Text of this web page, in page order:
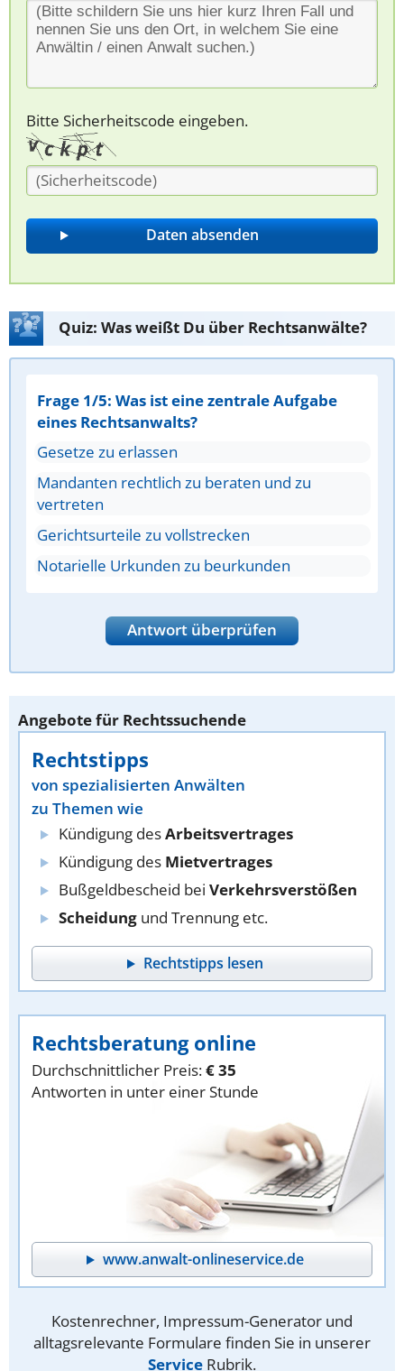
Bitte Sicherheitscode eingeben.
Quiz: Was weißt Du über Rechtsanwälte?
Frage 1/5: Was ist eine zentrale Aufgabe
eines Rechtsanwalts?
Gesetze zu erlassen
Mandanten rechtlich zu beraten und zu
vertreten
Gerichtsurteile zu vollstrecken
Notarielle Urkunden zu beurkunden
Antwort überprüfen
Angebote für Rechtssuchende
Rechtstipps
von spezialisierten Anwälten
zu Themen wie
Kündigung desArbeitsvertrages
Kündigung des Mietvertrages
Bußgeldbescheid bei Verkehrsverstößen
Scheidung und Trennung etc.
Rechtstipps lesen
Rechtsberatung online
Durchschnittlicher Preis:€ 35
Antworten in unter einer Stunde
www.anwalt-onlineservice.de
Kostenrechner, Impressum-Generator und
alltagsrelevante Formulare finden Sie in unserer
Service Rubrik.